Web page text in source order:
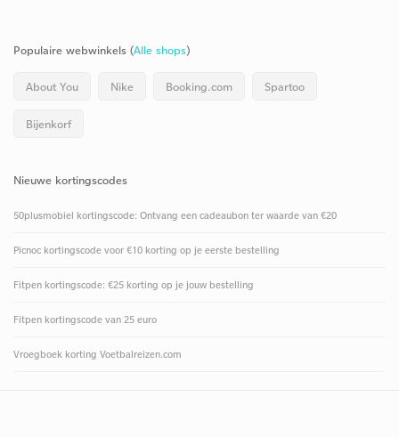
Populaire webwinkels (Alle shops)
About You Nike Booking.com Spartoo
Bijenkorf
Nieuwe kortingscodes
50plusmobiel kortingscode: Ontvang een cadeaubon ter waarde van €20
Picnoc kortingscode voor €10 korting op je eerste bestelling
Fitpen kortingscode: €25 korting op je jouw bestelling
Fitpen kortingscode van 25 euro
Vroegboek korting Voetbalreizen.com